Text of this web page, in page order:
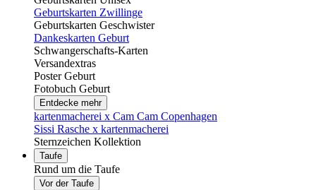
Geburtskarten Zwillinge
Geburtskarten Geschwister
Dankeskarten Geburt
Schwangerschafts-Karten
Versandextras
Poster Geburt
Fotobuch Geburt
Entdecke mehr
kartenmacherei x Cam Cam Copenhagen
Sissi Rasche x kartenmacherei
Sternzeichen Kollektion
Taufe
Rund um die Taufe
Vor der Taufe